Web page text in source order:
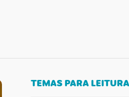
TEMAS PARA LEITURA